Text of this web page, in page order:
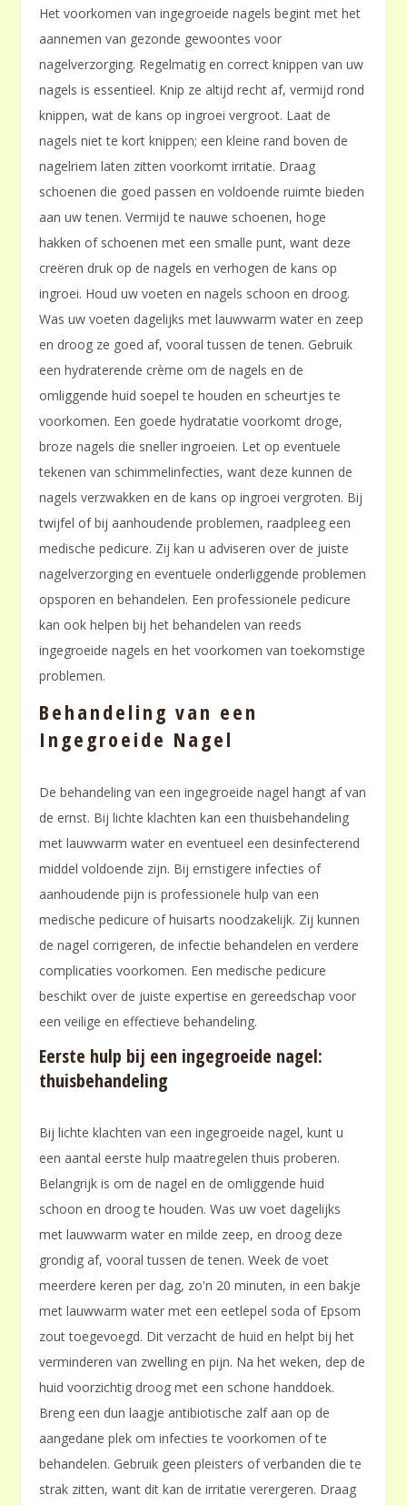
Het voorkomen van ingegroeide nagels begint met het
aannemen van gezonde gewoontes voor
nagelverzorging. Regelmatig en correct knippen van uw
nagels is essentieel. Knip ze altijd recht af, vermijd rond
knippen, wat de kans op ingroei vergroot. Laat de
nagels niet te kort knippen; een kleine rand boven de
nagelriem laten zitten voorkomt irritatie. Draag
schoenen die goed passen en voldoende ruimte bieden
aan uw tenen. Vermijd te nauwe schoenen, hoge
hakken of schoenen met een smalle punt, want deze
creëren druk op de nagels en verhogen de kans op
ingroei. Houd uw voeten en nagels schoon en droog.
Was uw voeten dagelijks met lauwwarm water en zeep
en droog ze goed af, vooral tussen de tenen. Gebruik
een hydraterende crème om de nagels en de
omliggende huid soepel te houden en scheurtjes te
voorkomen. Een goede hydratatie voorkomt droge,
broze nagels die sneller ingroeien. Let op eventuele
tekenen van schimmelinfecties, want deze kunnen de
nagels verzwakken en de kans op ingroei vergroten. Bij
twijfel of bij aanhoudende problemen, raadpleeg een
medische pedicure. Zij kan u adviseren over de juiste
nagelverzorging en eventuele onderliggende problemen
opsporen en behandelen. Een professionele pedicure
kan ook helpen bij het behandelen van reeds
ingegroeide nagels en het voorkomen van toekomstige
problemen.
Behandeling van een
Ingegroeide Nagel
De behandeling van een ingegroeide nagel hangt af van
de ernst. Bij lichte klachten kan een thuisbehandeling
met lauwwarm water en eventueel een desinfecterend
middel voldoende zijn. Bij ernstigere infecties of
aanhoudende pijn is professionele hulp van een
medische pedicure of huisarts noodzakelijk. Zij kunnen
de nagel corrigeren, de infectie behandelen en verdere
complicaties voorkomen. Een medische pedicure
beschikt over de juiste expertise en gereedschap voor
een veilige en effectieve behandeling.
Eerste hulp bij een ingegroeide nagel:
thuisbehandeling
Bij lichte klachten van een ingegroeide nagel, kunt u
een aantal eerste hulp maatregelen thuis proberen.
Belangrijk is om de nagel en de omliggende huid
schoon en droog te houden. Was uw voet dagelijks
met lauwwarm water en milde zeep, en droog deze
grondig af, vooral tussen de tenen. Week de voet
meerdere keren per dag, zo'n 20 minuten, in een bakje
met lauwwarm water met een eetlepel soda of Epsom
zout toegevoegd. Dit verzacht de huid en helpt bij het
verminderen van zwelling en pijn. Na het weken, dep de
huid voorzichtig droog met een schone handdoek.
Breng een dun laagje antibiotische zalf aan op de
aangedane plek om infecties te voorkomen of te
behandelen. Gebruik geen pleisters of verbanden die te
strak zitten, want dit kan de irritatie verergeren. Draag